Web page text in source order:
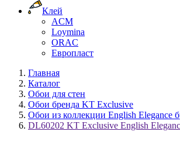
Клей
ACM
Loymina
ORAC
Европласт
Главная
Каталог
Обои для стен
Обои бренда KT Exclusive
Обои из коллекции English Elegance
DL60202 KT Exclusive English